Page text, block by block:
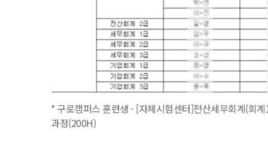
* 구로캠퍼스 훈련생 - [자체시험센터]전산세무회계(회
과정(200H)